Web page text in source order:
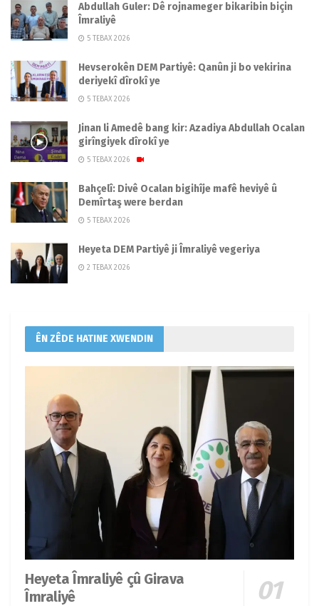
Abdullah Guler: Dê rojnameger bikaribin biçin
Îmraliyê
5 TEBAX 2026
Hevserokên DEM Partiyê: Qanûn ji bo vekirina
deriyekî dîrokî ye
5 TEBAX 2026
Jinan li Amedê bang kir: Azadiya Abdullah Ocalan
girîngiyek dîrokî ye
5 TEBAX 2026
Bahçelî: Divê Ocalan bigihîje mafê heviyê û
Demîrtaş were berdan
5 TEBAX 2026
Heyeta DEM Partiyê ji Îmraliyê vegeriya
2 TEBAX 2026
ÊN ZÊDE HATINE XWENDIN
Heyeta Îmraliyê çû Girava
Îmraliyê